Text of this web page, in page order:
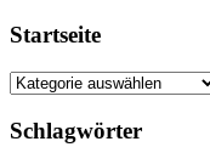
Startseite
Startseite
Schlagwörter